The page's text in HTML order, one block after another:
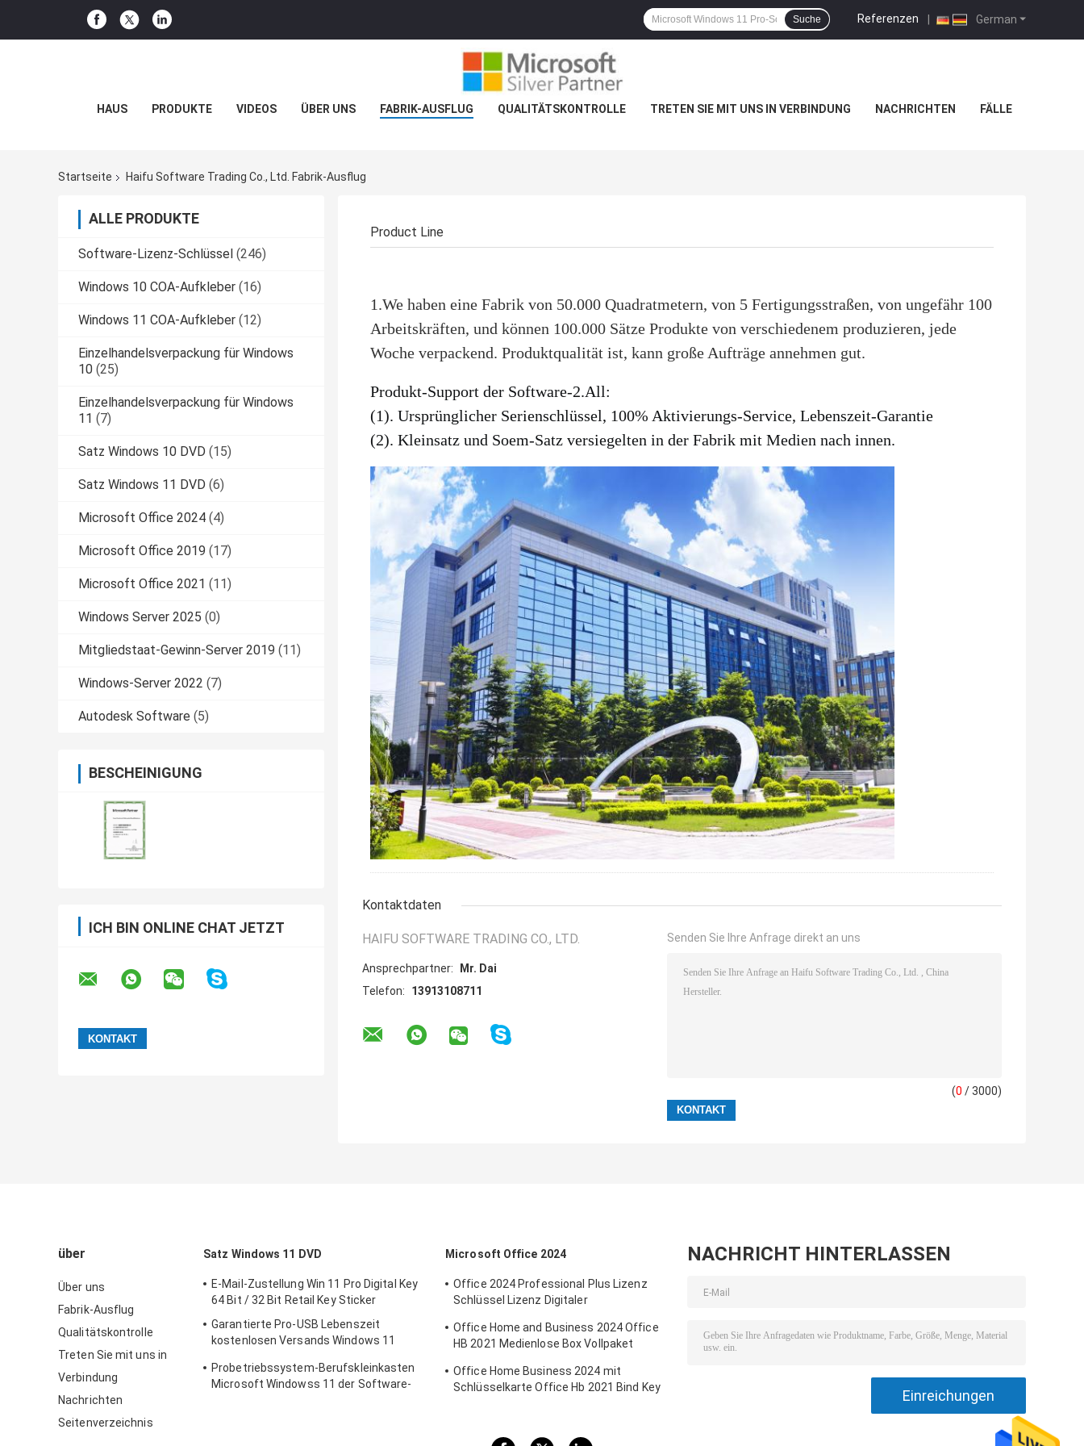
German
Referenzen |
Suche
HAUS PRODUKTE VIDEOS ÜBER UNS FABRIK-AUSFLUG QUALITÄTSKONTROLLE TRETEN SIE MIT UNS IN VERBINDUNG NACHRICHTEN FÄLLE
Startseite Haifu Software Trading Co., Ltd. Fabrik-Ausflug
ALLE PRODUKTE
Software-Lizenz-Schlüssel (246)
Windows 10 COA-Aufkleber (16)
Windows 11 COA-Aufkleber (12)
Einzelhandelsverpackung für Windows
10 (25)
Einzelhandelsverpackung für Windows
11 (7)
Satz Windows 10 DVD (15)
Satz Windows 11 DVD (6)
Microsoft Office 2024 (4)
Microsoft Office 2019 (17)
Microsoft Office 2021 (11)
Windows Server 2025 (0)
Mitgliedstaat-Gewinn-Server 2019 (11)
Windows-Server 2022 (7)
Autodesk Software (5)
BESCHEINIGUNG
ICH BIN ONLINE CHAT JETZT
Product Line
1.We haben eine Fabrik von 50.000 Quadratmetern, von 5 Fertigungsstraßen, von ungefähr 100
Arbeitskräften, und können 100.000 Sätze Produkte von verschiedenem produzieren, jede
Woche verpackend. Produktqualität ist, kann große Aufträge annehmen gut.
Produkt-Support der Software-2.All:
(1). Ursprünglicher Serienschlüssel, 100% Aktivierungs-Service, Lebenszeit-Garantie
(2). Kleinsatz und Soem-Satz versiegelten in der Fabrik mit Medien nach innen.
Kontaktdaten
HAIFU SOFTWARE TRADING CO., LTD.
Ansprechpartner:
Mr. Dai
Telefon:
13913108711
Senden Sie Ihre Anfrage direkt an uns
(0 / 3000)
über
Über uns
Fabrik-Ausflug
Qualitätskontrolle
Treten Sie mit uns in
Verbindung
Nachrichten
Seitenverzeichnis
Satz Windows 11 DVD
E-Mail-Zustellung Win 11 Pro Digital Key
64 Bit / 32 Bit Retail Key Sticker
Garantierte Pro-USB Lebenszeit
kostenlosen Versands Windows 11
Probetriebssystem-Berufskleinkasten
Microsoft Windowss 11 der Software-
Microsoft Office 2024
Office 2024 Professional Plus Lizenz
Schlüssel Lizenz Digitaler
Office Home and Business 2024 Office
HB 2021 Medienlose Box Vollpaket
Office Home Business 2024 mit
Schlüsselkarte Office Hb 2021 Bind Key
NACHRICHT HINTERLASSEN